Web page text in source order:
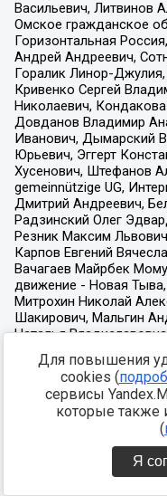
Для повышения
cookies (
сервисы
которые также
(
Я